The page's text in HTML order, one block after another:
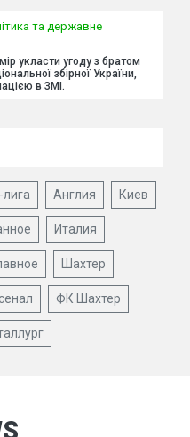
та державне
укласти угоду з братом
збірної України,
в ЗМІ.
Англия Киев
Италия
Шахтер
ФК Шахтер